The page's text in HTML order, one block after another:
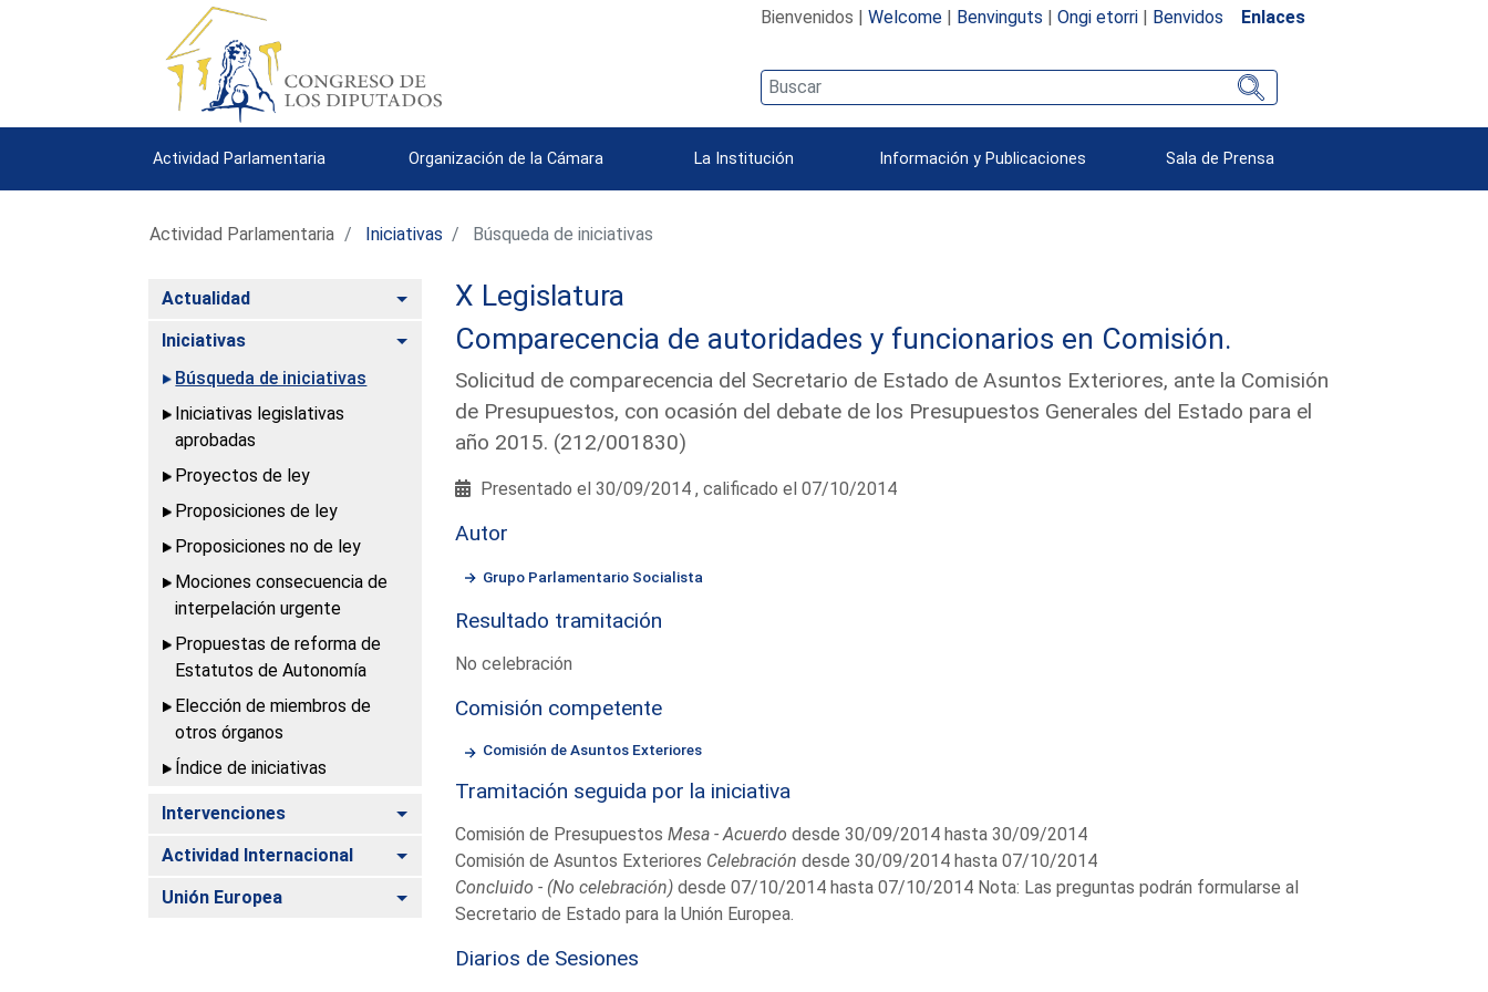
Bienvenidos | Welcome| Benvinguts | Ongi etorri| Benvidos Enlaces
Actividad Parlamentaria Organización de la Cámara La Institución Información y Publicaciones Sala de Prensa
Actividad Parlamentaria Iniciativas Búsqueda de iniciativas
Actualidad Alternar
Iniciativas
Alternar
Búsqueda de iniciativas
Iniciativas legislativas
aprobadas
Proyectos de ley
Proposiciones de ley
Proposiciones no de ley
Mociones consecuencia de
interpelación urgente
Propuestas de reforma de
Estatutos de Autonomía
Elección de miembros de
otros órganos
Índice de iniciativas
Intervenciones Alternar
Actividad Internacional Alternar
Unión Europea Alternar
X Legislatura
Comparecencia de autoridades y funcionarios en Comisión.
Solicitud de comparecencia del Secretario de Estado de Asuntos Exteriores, ante la Comisión
de Presupuestos, con ocasión del debate de los Presupuestos Generales del Estado para el
año 2015. (212/001830)
Presentado el 30/09/2014 , calificado el 07/10/2014
Autor
Grupo Parlamentario Socialista
Resultado tramitación
No celebración
Comisión competente
Comisión de Asuntos Exteriores
Tramitación seguida por la iniciativa
Comisión de Presupuestos Mesa - Acuerdo desde 30/09/2014 hasta 30/09/2014
Comisión de Asuntos Exteriores Celebración desde 30/09/2014 hasta 07/10/2014
Concluido - (No celebración)desde 07/10/2014 hasta 07/10/2014 Nota: Las preguntas podrán formularse al
Secretario de Estado para la Unión Europea.
Diarios de Sesiones